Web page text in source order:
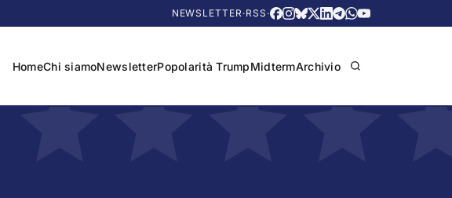
NEWSLETTER·RSS ·
HomeChi siamoNewsletterPopolarità TrumpMidtermArchivio